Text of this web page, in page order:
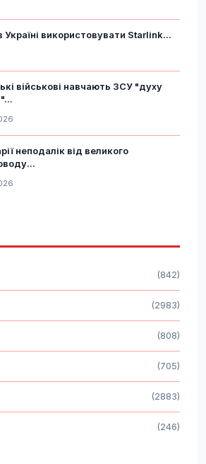
використовувати Starlink...
військові навчають ЗСУ "духу
неподалік від великого
(842)
(2983)
(808)
(705)
(2883)
(246)